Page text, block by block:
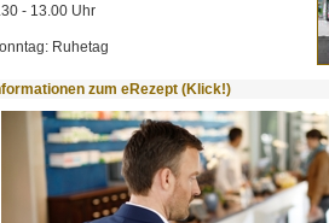
- 13.00 Uhr
Ruhetag
zum eRezept (Klick!)